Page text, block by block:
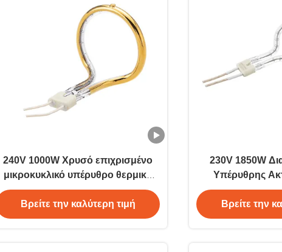
240V 1000W Χρυσό επιχρισμένο
μικροκυκλικό υπέρυθρο θερμικό
λαμπτήρα
Βρείτε την καλύτερη τιμή
230V 1850W
Υπέρυθρης
Δακτύλιο
Βρείτε την